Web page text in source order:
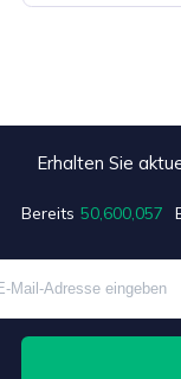
Erhalten Sie
Bereits 50,600,057